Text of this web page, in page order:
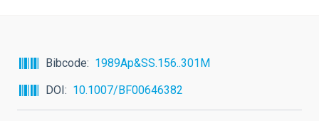
Bibcode
1989Ap&SS.156..301M
DOI
10.1007/BF00646382